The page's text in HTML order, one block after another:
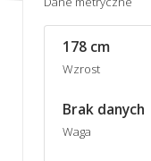
178 cm
Wzrost
Brak danych
Waga